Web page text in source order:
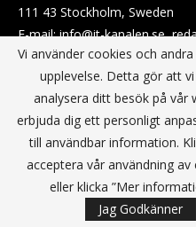
111 43 Stockholm, Sweden
E-mail:info@it-kanalen.se
TEAM
Ansvarig Utgivare och VD:
Annika Guldroth
E-mail:
Vi använder cookies och
upplevelse. Detta gör att
analysera ditt besök på vår
erbjuda dig ett personligt
till användbar information.
acceptera vår användning
eller klicka ”Mer
Jag Godkänner